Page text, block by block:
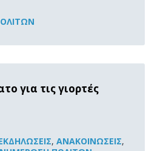
για τις γιορτές
, ΑΝΑΚOΙΝΏΣΕΙΣ,